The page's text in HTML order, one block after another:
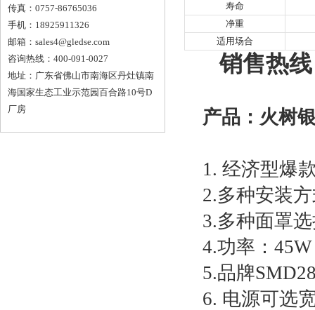
传真：0757-86765036
手机：18925911326
邮箱： sales4@gledse.com
咨询热线：400-091-0027
地址：广东省佛山市南海区丹灶镇南
海国家生态工业示范园百合路10号D
厂房
寿命
净重
适用场合
销售热
产品：火树
1. 经济型爆
2.多种安装
3.多种面罩
4.功率：
5.品牌
6. 电源可选